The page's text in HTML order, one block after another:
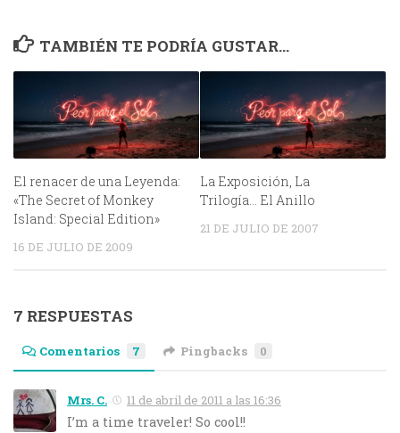
TAMBIÉN TE PODRÍA GUSTAR...
El renacer de una Leyenda:
«The Secret of Monkey
Island: Special Edition»
16 DE JULIO DE 2009
La Exposición, La
Trilogía… El Anillo
21 DE JULIO DE 2007
7 RESPUESTAS
Comentarios 7 Pingbacks 0
Mrs. C. 11 de abril de 2011 a las 16:36
I’m a time traveler! So cool!!